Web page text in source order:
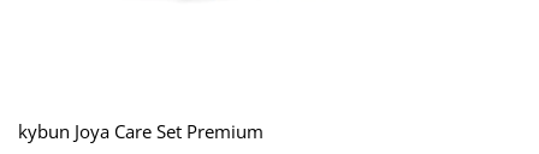
kybun Joya Care Set Premium